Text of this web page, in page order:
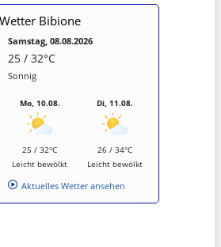
Wetter Bibione
Samstag, 08.08.2026
25 / 32°C
Sonnig
Mo, 10.08.
25 / 32°C
Leicht bewölkt
Di, 11.08.
26 / 34°C
Leicht bewölkt
Aktuelles Wetter ansehen